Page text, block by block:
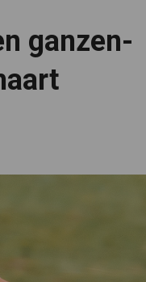
ganzen-